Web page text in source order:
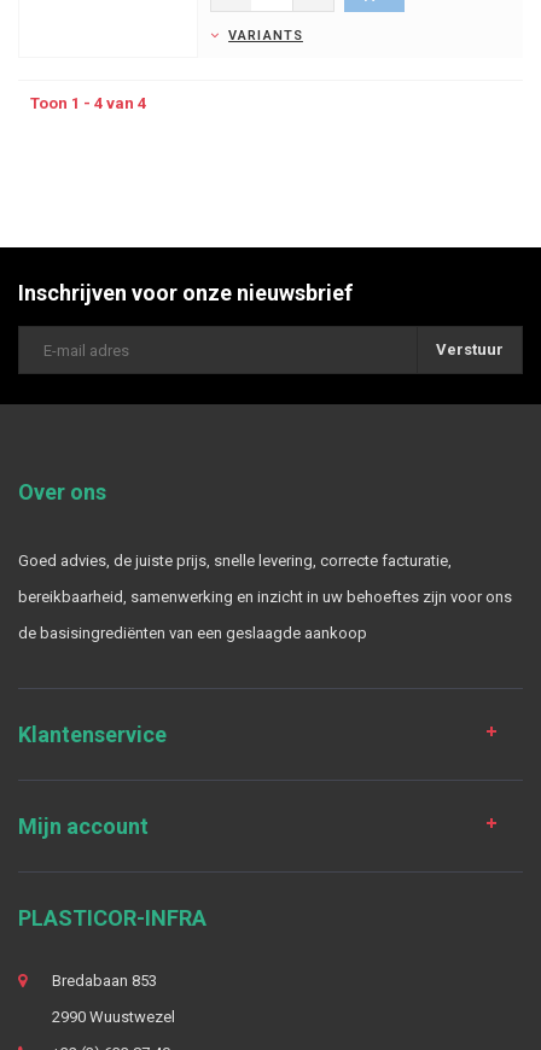
VARIANTS
Toon 1 - 4 van 4
Inschrijven voor onze nieuwsbrief
Verstuur
Over ons
Goed advies, de juiste prijs, snelle levering, correcte facturatie,
bereikbaarheid, samenwerking en inzicht in uw behoeftes zijn voor ons
de basisingrediënten van een geslaagde aankoop
Klantenservice
Mijn account
PLASTICOR-INFRA
Bredabaan 853
2990 Wuustwezel